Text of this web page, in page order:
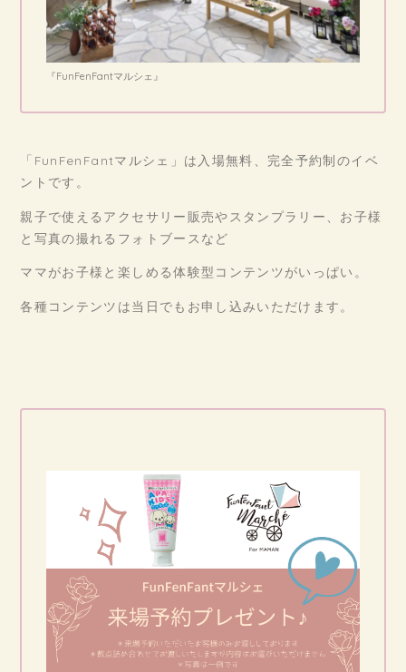
『FunFenFantマルシェ』
「FunFenFantマルシェ」は入場無料、完全予約制のイベ
ントです。
親子で使えるアクセサリー販売やスタンプラリー、お子様
と写真の撮れるフォトブースなど
ママがお子様と楽しめる体験型コンテンツがいっぱい。
各種コンテンツは当日でもお申し込みいただけます。